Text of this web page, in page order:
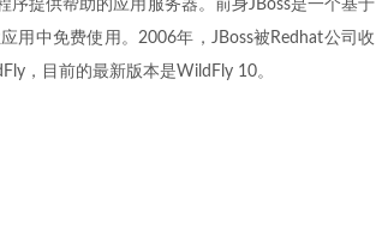
提供帮助的应用服务器。前身JBoss是一个基于
用中免费使用。2006年，JBoss被Redhat公司收
，目前的最新版本是WildFly 10。